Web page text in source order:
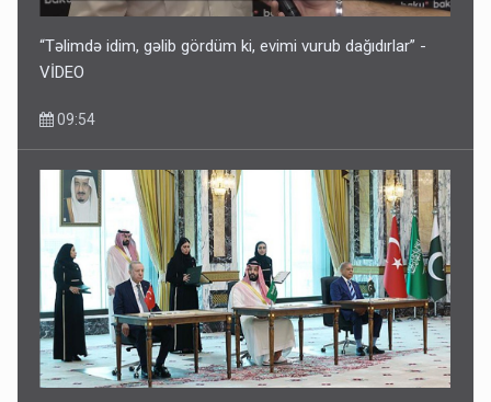
“Təlimdə idim, gəlib gördüm ki, evimi vurub dağıdırlar” -
VİDEO
09:54